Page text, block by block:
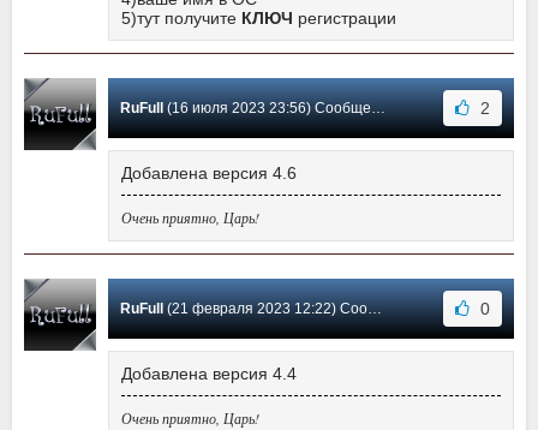
5)тут получите КЛЮЧ регистрации
RuFull (16 июля 2023 23:56) Сообщение #18 2
Добавлена версия 4.6
Очень приятно, Царь!
RuFull (21 февраля 2023 12:22) Сообщение #17 0
Добавлена версия 4.4
Очень приятно, Царь!